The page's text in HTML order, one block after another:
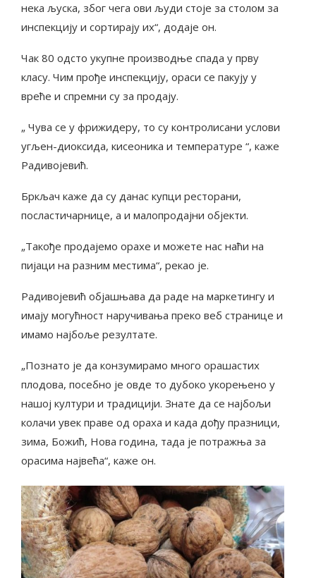
нека љуска, због чега ови људи стоје за столом за
инспекцију и сортирају их“, додаје он.
Чак 80 одсто укупне производње спада у прву
класу. Чим прође инспекцију, ораси се пакују у
вреће и спремни су за продају.
„ Чува се у фрижидеру, то су контролисани услови
угљен-диоксида, кисеоника и температуре “, каже
Радивојевић.
Бркљач каже да су данас купци ресторани,
посластичарнице, а и малопродајни објекти.
„Такође продајемо орахе и можете нас наћи на
пијаци на разним местима“, рекао је.
Радивојевић објашњава да раде на маркетингу и
имају могућност наручивања преко веб странице и
имамо најбоље резултате.
„Познато је да конзумирамо много орашастих
плодова, посебно је овде то дубоко укорењено у
нашој култури и традицији. Знате да се најбољи
колачи увек праве од ораха и када дођу празници,
зима, Божић, Нова година, тада је потражња за
орасима највећа“, каже он.